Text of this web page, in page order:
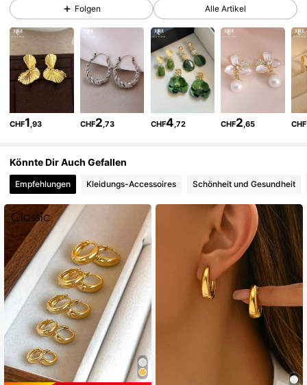
4,88 84K Follower
4,88 84K Follower
4,88
4,88 84K Follower
4,88 84K Follower
4,88 84K Follower
4,88 84K Follower
Folgen Alle Artikel
CHF1,93 CHF2,73 CHF4,72 CHF2,65 CHF
Könnte Dir Auch Gefallen
Empfehlungen Kleidungs-Accessoires Schönheit und Gesundheit